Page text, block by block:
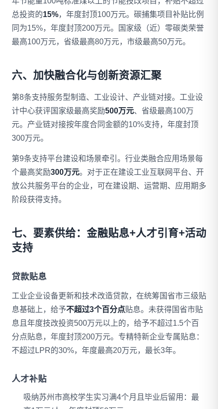
总投资的15%，年度封顶100万元。碳捕集项目补贴比例
同为15%，年度封顶200万元。国家级（近）零碳类荣誉
最高100万元，省级最高80万元，市级最高50万元。
六、加快融合化与创新资源汇聚
第8条支持服务型制造、工业设计、产业链对接。工业设
计中心获评国家级最高奖励500万元、省级最高100万
元。产业链对接按年度合同金额的10%支持，年度封顶
300万元。
第9条支持平台建设和场景牵引。行业类融合应用场景每
个最高奖励300万元。对于正在建设工业互联网平台、开
放公共服务平台的企业，可在建设期、运营期、应用期多
阶段获得支持。
七、要素供给：金融贴息+人才引育+活动
支持
贷款贴息
工业企业设备更新和技术改造贷款，在统筹国省市三级贴
息基础上，给予不超过3个百分点贴息。未获得国省市贴
息且年度技改投资500万元以上的，给予不超过1.5个百
分点贴息，年度封顶200万元。专精特新企业专属贴息：
不超过LPR的30%，年度最高20万元，最长3年。
人才补贴
吸纳苏州市高校学生实习满4个月且毕业后留用：最